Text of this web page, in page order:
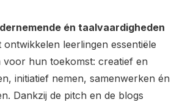
én taalvaardigheden
ontwikkelen leerlingen essentiële
voor hun toekomst: creatief en
initiatief nemen, samenwerken én
Dankzij de pitch en de blogs